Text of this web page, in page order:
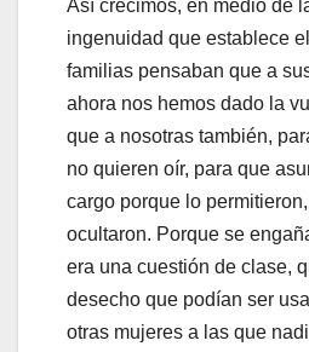
Así crecimos, en medio de
ingenuidad que establece
familias pensaban que a
ahora nos hemos dado la
que a nosotras también,
no quieren oír, para que
cargo porque lo
ocultaron. Porque se
era una cuestión de clase,
desecho que podían ser
otras mujeres a las que